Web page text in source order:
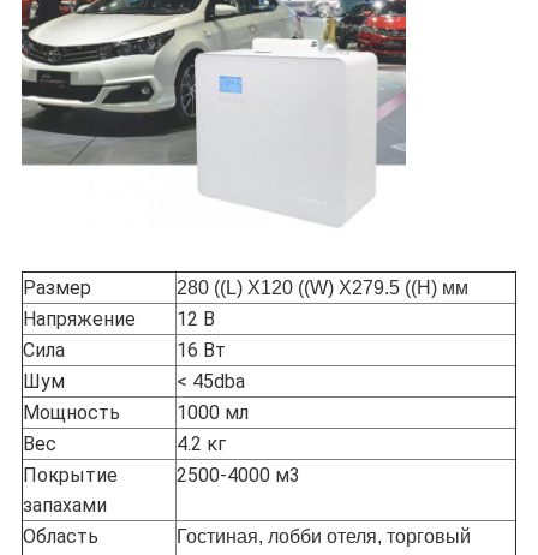
Размер 280 ((L) X120 ((W) X279.5 ((H) мм
Напряжение
12 В
Сила
16 Вт
Шум
< 45dba
Мощность
1000 мл
Вес
4.2 кг
Покрытие
запахами
2500-4000 м3
Область
Гостиная, лобби отеля, торговый